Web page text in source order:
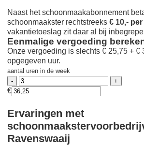
Naast het schoonmaakabonnement
schoonmaakster rechtstreeks € 10,-
vakantietoeslag zit daar al bij
Eenmalige vergoeding
Onze vergoeding is slechts € 25,75 + €
opgegeven uur.
aantal uren in de week
€
Ervaringen met
Ravenswaaij